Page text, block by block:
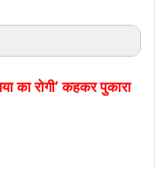
का रोगी’ कहकर पुकारा